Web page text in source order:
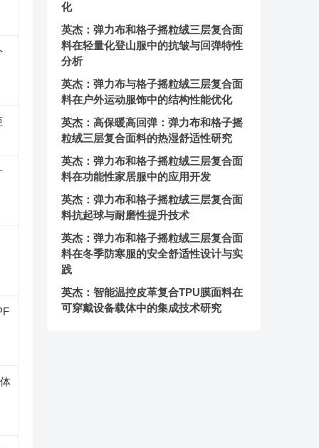
化
英杰：弹力布和格子摇粒绒三层复合面
料在轻量化登山服中的抗皱与回弹特性
分析
英杰：弹力布与格子摇粒绒三层复合面
料在户外运动服饰中的结构性能优化
英杰：高保暖高回弹：弹力布和格子摇
粒绒三层复合面料的热湿舒适性研究
英杰：弹力布和格子摇粒绒三层复合面
料在功能性家居服中的应用开发
英杰：弹力布和格子摇粒绒三层复合面
料抗起球与耐磨性提升技术
英杰：弹力布和格子摇粒绒三层复合面
料在冬季防寒服的安全舒适性设计与实
践
英杰：智能温控皮革复合TPU膜面料在
可穿戴设备载体中的集成技术研究